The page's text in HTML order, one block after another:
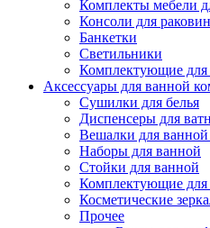
Комплекты мебели
Консоли для
Банкетки
Светильники
Комплектующие для
Аксессуары для ванной
Сушилки для белья
Диспенсеры для
Вешалки для
Наборы для ванной
Стойки для ванной
Комплектующие для
Косметические
Прочее